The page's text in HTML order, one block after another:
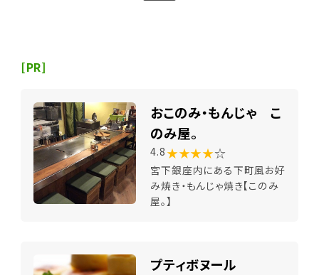
[PR]
おこのみ・もんじゃ こ
のみ屋。
4.8 ★★★★☆
宮下銀座内にある下町風お好
み焼き・もんじゃ焼き【このみ
屋。】
プティボヌール